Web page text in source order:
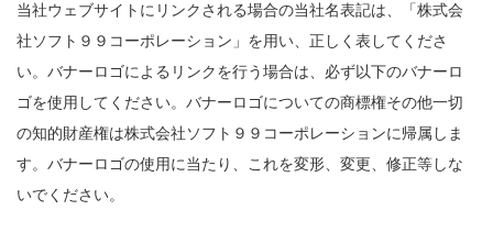
当社ウェブサイトにリンクされる場合の当社名表記は、「株式会
社ソフト９９コーポレーション」を用い、正しく表してくださ
い。バナーロゴによるリンクを行う場合は、必ず以下のバナーロ
ゴを使用してください。バナーロゴについての商標権その他一切
の知的財産権は株式会社ソフト９９コーポレーションに帰属しま
す。バナーロゴの使用に当たり、これを変形、変更、修正等しな
いでください。